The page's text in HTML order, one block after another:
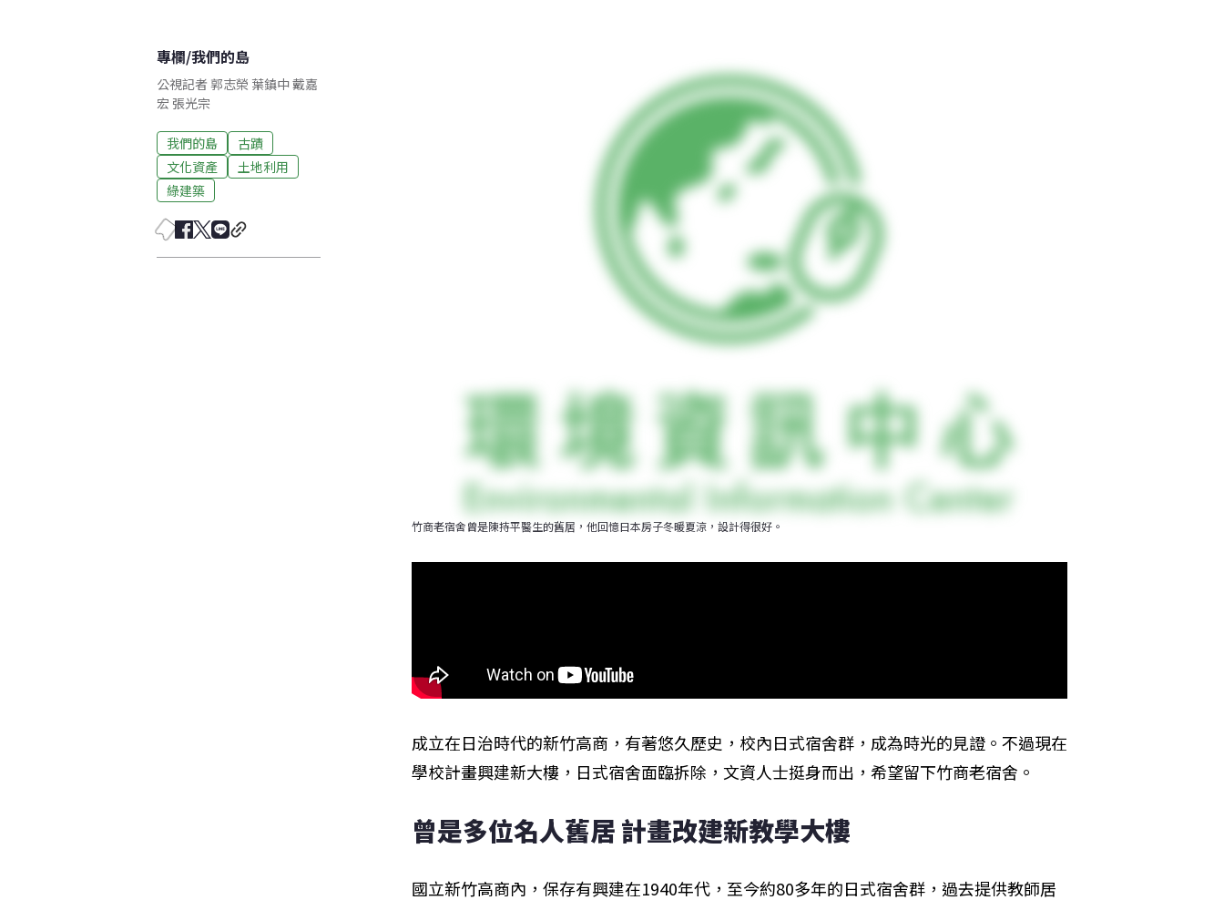
專欄/我們的島
公視記者 郭志榮 葉鎮中 戴嘉
宏 張光宗
我們的島
古蹟
文化資產
土地利用
綠建築
竹商老宿舍曾是陳持平醫生的舊居，他回憶日本房子冬暖夏涼，設計得很好。
成立在日治時代的新竹高商，有著悠久歷史，校內日式宿舍群，成為時光的見證。不過現在
學校計畫興建新大樓，日式宿舍面臨拆除，文資人士挺身而出，希望留下竹商老宿舍。
曾是多位名人舊居 計畫改建新教學大樓
國立新竹高商內，保存有興建在1940年代，至今約80多年的日式宿舍群，過去提供教師居